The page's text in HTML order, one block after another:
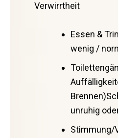
Verwirrtheit
Essen &
wenig /
unruhig
Stimmung/